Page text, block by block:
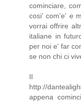
cominciare,
cosi' com'e' e
vorrai offrire
italiane in
per noi e' far
se non chi ci
Il
http://
appena